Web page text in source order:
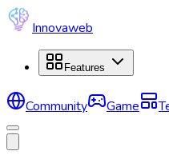
Innovaweb
Features
Community Game